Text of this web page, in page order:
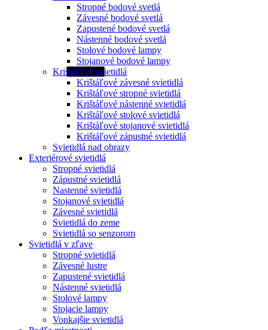
Stropné bodové svetlá
Závesné bodové svetlá
Zapustené bodové svetlá
Nástenné bodové svetlá
Stolové bodové lampy
Stojanové bodové lampy
Krištáľové svietidlá
Krištáľové závesné svietidlá
Krištáľové stropné svietidlá
Krištáľové nástenné svietidlá
Krištáľové stolové svietidlá
Krištáľové stojanové svietidlá
Krištáľové zápustné svietidlá
Svietidlá nad obrazy
Exteriérové svietidlá
Stropné svietidlá
Zápustné svietidlá
Nastenné svietidlá
Stojanové svietidlá
Závesné svietidlá
Svietidlá do zeme
Svietidlá so senzorom
Svietidlá v zľave
Stropné svietidlá
Závesné lustre
Zapustené svietidlá
Nástenné svietidlá
Stolové lampy
Stojacie lampy
Vonkajšie svietidlá